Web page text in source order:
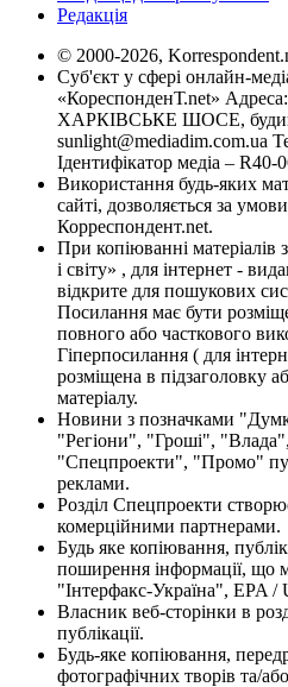
Редакція
© 2000-2026,
Суб'єкт у сфері онлайн-
«КореспонденТ.net»
ХАРКІВСЬКЕ ШОСЕ,
sunlight@mediadim.com.ua
Ідентифікатор медіа – R40-
Використання будь-яких
сайті, дозволяється за
Корреспондент.net.
При копіюванні матеріалів
і світу» , для інтернет -
відкрите для пошукових
Посилання має бути
повного або часткового
Гіперпосилання ( для
розміщена в підзаголовку
матеріалу.
Новини з позначками
"Регіони", "Гроші",
"Спецпроекти", "Промо"
реклами.
Розділ Спецпроекти
комерційними партнерами.
Будь яке копіювання,
поширення інформації, що
"Інтерфакс-Україна", EPA /
Власник веб-сторінки в
публікації.
Будь-яке копіювання,
фотографічних творів та/